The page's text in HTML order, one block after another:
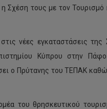
Σχέση τους με τον Τουρισμό
νέες εγκαταστάσεις της
Κύπρου στην
ο Πρύτανης του ΤΕΠΑΚ
του θρησκευτικού